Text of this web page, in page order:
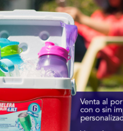
de productos
plásticos por mayor en
de 300 productos